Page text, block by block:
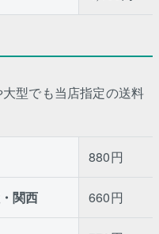
型でも当店指定の送料
880円
関西 660円